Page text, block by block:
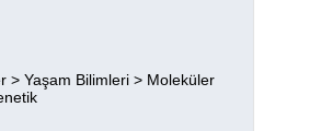
> Yaşam Bilimleri > Moleküler